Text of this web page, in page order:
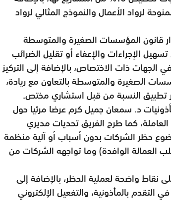
لرواد الأعمال والنموذج المثالي لرواد
قانون المؤسسات الصغيرة والمتوسطة
الإجراءات والإعفاء أو تقليل الضرائب
الجهات ذات الاختصاص، بالإضافة إلى التركيز
من المشاريع للمؤسسات الصغيرة والمتوسطة بالتعاون مع ريادة،
تطبيق النسبة من قبل استشاري مختص.
د. سمعان جميل كرم عرضا مرئيا حول
كما طرح الفريق تحديات مديري
حظر الشركات بدون أسباب أو آلية منظمة
العمالة الوافدة) وما تواجهه الشركات من
نقاط واضحة لعملية الحظر، بالإضافة إلى
بالمأذونية، والتفعيل الإلكتروني